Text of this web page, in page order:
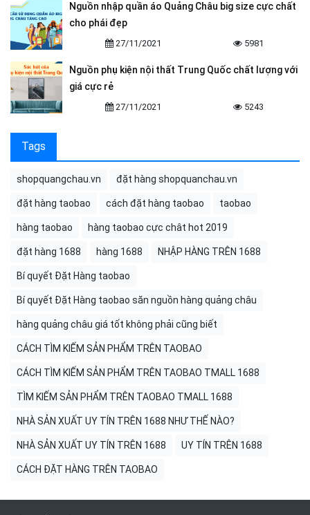
Nguồn nhập quần áo Quảng Châu big size cực chất
cho phái đẹp
27/11/2021 5981
Nguồn phụ kiện nội thất Trung Quốc chất lượng với
giá cực rẻ
27/11/2021 5243
Tags
shopquangchau.vn đặt hàng shopquanchau.vn
đặt hàng taobao cách đặt hàng taobao taobao
hàng taobao hàng taobao cực chât hot 2019
đặt hàng 1688 hàng 1688 NHẬP HÀNG TRÊN 1688
Bí quyết Đặt Hàng taobao
Bí quyết Đặt Hàng taobao săn nguồn hàng quảng châu
hàng quảng châu giá tốt không phải cũng biết
CÁCH TÌM KIẾM SẢN PHẨM TRÊN TAOBAO
CÁCH TÌM KIẾM SẢN PHẨM TRÊN TAOBAO TMALL 1688
TÌM KIẾM SẢN PHẨM TRÊN TAOBAO TMALL 1688
NHÀ SẢN XUẤT UY TÍN TRÊN 1688 NHƯ THẾ NÀO?
NHÀ SẢN XUẤT UY TÍN TRÊN 1688 UY TÍN TRÊN 1688
CÁCH ĐẶT HÀNG TRÊN TAOBAO